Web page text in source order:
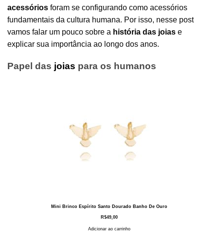
acessórios foram se configurando como acessórios
fundamentais da cultura humana. Por isso, nesse post
vamos falar um pouco sobre a história das joias e
explicar sua importância ao longo dos anos.
Papel das joias para os humanos
Mini Brinco Espírito Santo Dourado Banho De Ouro
R$49,00
Adicionar ao carrinho